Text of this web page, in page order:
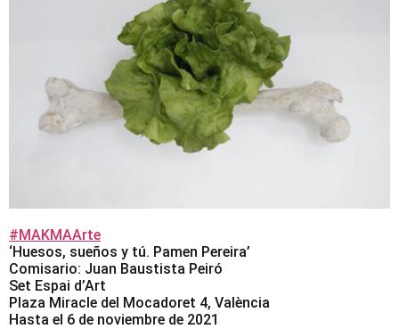
#MAKMAArte
‘Huesos, sueños y tú. Pamen Pereira’
Comisario: Juan Baustista Peiró
Set Espai d’Art
Plaza Miracle del Mocadoret 4, València
Hasta el 6 de noviembre de 2021